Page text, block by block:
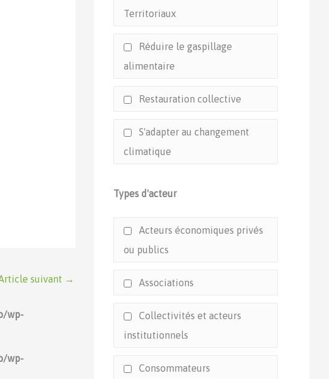
suivant →
wp-
wp-
Territoriaux
Réduire le gaspillage
alimentaire
Restauration collective
S'adapter au changement
climatique
Types d'acteur
Acteurs économiques privés
ou publics
Associations
Collectivités et acteurs
institutionnels
Consommateurs